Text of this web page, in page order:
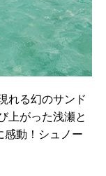
れる幻のサンド
上がった浅瀬と
感動！シュノー